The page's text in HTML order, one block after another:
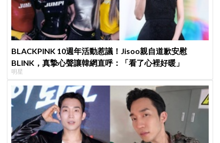
BLACKPINK 10週年活動惹議！Jisoo親自道歉安慰
BLINK，真摯心聲讓韓網直呼：「看了心裡好暖」
明星